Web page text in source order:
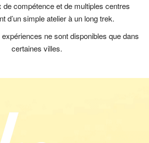
de compétence et de multiples centres
d’un simple atelier à un long trek.
ne sont disponibles que dans
certaines villes.